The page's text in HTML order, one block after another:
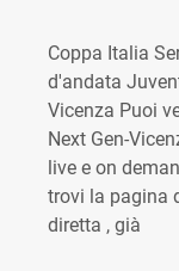
Coppa Italia
d'andata
Vicenza Puoi
Next Gen-
live e on
trovi la pagina
diretta , già